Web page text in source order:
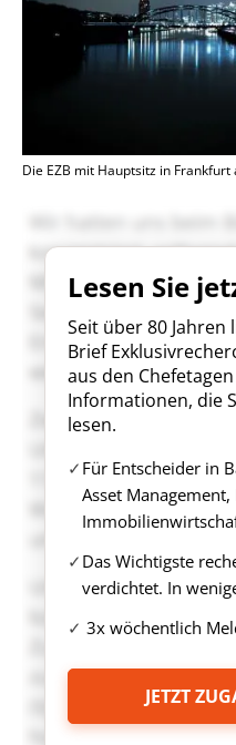
Die EZB mit Hauptsitz in
Lesen Sie
Seit über 80 Jahren
Brief
aus den
Informationen, die
lesen.
Für Entscheider in
Asset
Das Wichtigste
verdichtet. In
3x wöchentlich
JETZT